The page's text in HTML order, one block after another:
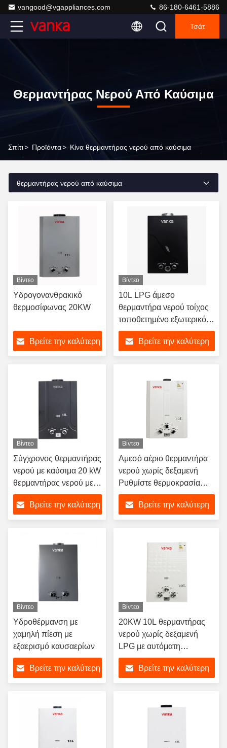
vangood@vgappliances.com 86-180-6461-5886
Τσάτ
Θερμαντήρας Νερού Από Καύσιμα
Σπίτι> Προϊόντα> Κίνα θερμαντήρας νερού από καύσιμα
θερμαντήρας νερού από καύσιμα
Βίντεο
Υδρογονανθρακικό
θερμοσίφωνας 20KW
Βρείτε την καλύτερη
Βίντεο
10L LPG άμεσο
θερμαντήρα νερού τοίχος
τοποθετημένο εξωτερικό
φυσικό αέριο θερμαντήρα
νερού χωρίς δεξαμενή
Βρείτε την καλύτερη
Βίντεο
Σύγχρονος θερμαντήρας
νερού με καύσιμα 20 kW
θερμαντήρας νερού με
LPG με φυσικό αέριο
Βρείτε την καλύτερη
Βίντεο
Αμεσό αέριο θερμαντήρα
νερού χωρίς δεξαμενή
Ρυθμίστε θερμοκρασία
12L τοίχωμα θερμαντήρα
νερού με αέριο
Βρείτε την καλύτερη
Βίντεο
Υδροθέρμανση με
χαμηλή πίεση με
εξαερισμό καυσαερίων
Βρείτε την καλύτερη
Βίντεο
20KW 10L θερμαντήρας
νερού χωρίς δεξαμενή
LPG με αυτόματη
ανάφλεξη ηλεκτρικού
παλμού για ντους
Βρείτε την καλύτερη